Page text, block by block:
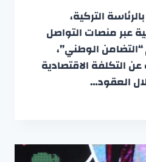
التركية،
عبر منصات التواصل
الوطني”،
التكلفة الاقتصادية
العقود…